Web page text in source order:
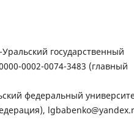
государственный
0002-0074-3483 (главный
федеральный